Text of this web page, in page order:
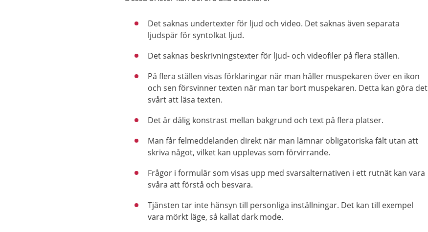
Detsaknas undertexter för ljud och video. Detsaknas även separata
ljudspår försyntolkat ljud.
Det saknas beskrivningstexter för ljud- ochvideofiler på flera ställen.
På flera ställen visas förklaringar när man håller muspekaren över en ikon
och sen försvinner texten när man tar bort muspekaren. Detta kan göra det
svårt att läsa texten.
Det är dålig konstrast mellan bakgrund och text på flera platser.
Man får felmeddelanden direkt när man lämnar obligatoriska fält utan att
skriva något, vilket kan upplevas som förvirrande.
Frågor i formulär som visas upp med svarsalternativen i ett rutnät kan vara
svåra att förstå och besvara.
Tjänsten tar inte hänsyn till personliga inställningar. Det kan till exempel
vara mörkt läge, så kallat dark mode.